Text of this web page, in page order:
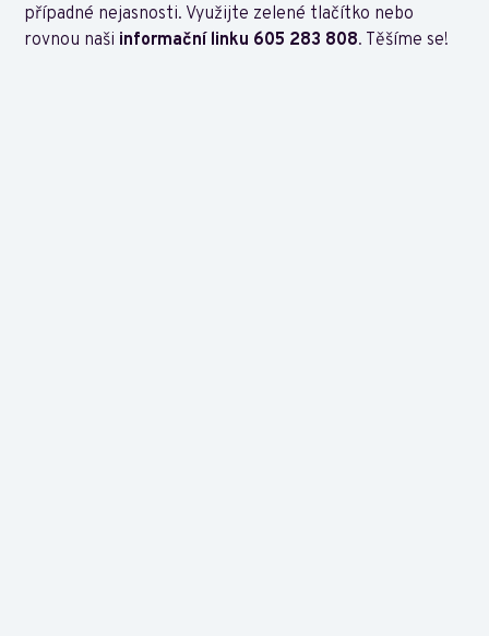
případné nejasnosti. Využijte zelené tlačítko nebo
rovnou naši informační linku 605 283 808. Těšíme se!